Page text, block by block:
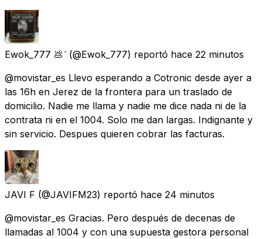
Ewok_777 💩 (@Ewok_777) reportó hace 22 minutos
@movistar_es Llevo esperando a Cotronic desde ayer a
las 16h en Jerez de la frontera para un traslado de
domicilio. Nadie me llama y nadie me dice nada ni de la
contrata ni en el 1004. Solo me dan largas. Indignante y
sin servicio. Despues quieren cobrar las facturas.
JAVI F (@JAVIFM23) reportó hace 24 minutos
@movistar_es Gracias. Pero después de decenas de
llamadas al 1004 y con una supuesta gestora personal